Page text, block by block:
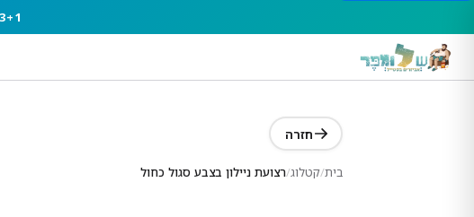
3+1 מתנה על כל הרצועות והאביזרים לשעונים חכמים
חזרה
בית/קטלוג/רצועת ניילון בצבע סגול כחול